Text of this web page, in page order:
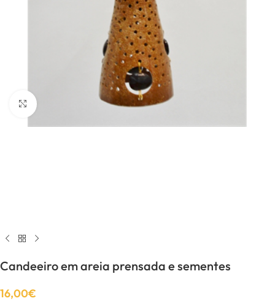
Click to enlarge
Candeeiro em areia prensada e sementes
16,00€